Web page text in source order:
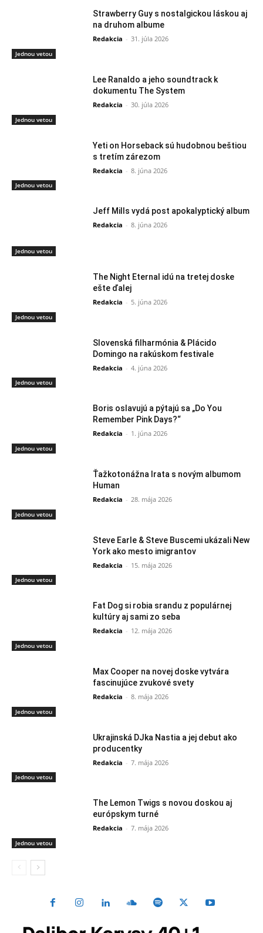
Jednou vetou
Strawberry Guy s nostalgickou láskou aj
na druhom albume
Redakcia - 31. júla 2026
Jednou vetou
Lee Ranaldo a jeho soundtrack k
dokumentu The System
Redakcia - 30. júla 2026
Jednou vetou
Yeti on Horseback sú hudobnou beštiou
s tretím zárezom
Redakcia - 8. júna 2026
Jednou vetou
Jeff Mills vydá post apokalyptický album
Redakcia - 8. júna 2026
Jednou vetou
The Night Eternal idú na tretej doske
ešte ďalej
Redakcia - 5. júna 2026
Jednou vetou
Slovenská filharmónia & Plácido
Domingo na rakúskom festivale
Redakcia - 4. júna 2026
Jednou vetou
Boris oslavujú a pýtajú sa „Do You
Remember Pink Days?“
Redakcia - 1. júna 2026
Jednou vetou
Ťažkotonážna Irata s novým albumom
Human
Redakcia - 28. mája 2026
Jednou vetou
Steve Earle & Steve Buscemi ukázali New
York ako mesto imigrantov
Redakcia - 15. mája 2026
Jednou vetou
Fat Dog si robia srandu z populárnej
kultúry aj sami zo seba
Redakcia - 12. mája 2026
Jednou vetou
Max Cooper na novej doske vytvára
fascinujúce zvukové svety
Redakcia - 8. mája 2026
Jednou vetou
Ukrajinská DJka Nastia a jej debut ako
producentky
Redakcia - 7. mája 2026
Jednou vetou
The Lemon Twigs s novou doskou aj
európskym turné
Redakcia - 7. mája 2026